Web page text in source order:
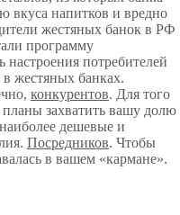
вкуса напитков и вредно
жестяных банок в РФ
программу
потребителей
жестяных банках.
конкурентов. Для того
планы захватить вашу долю
дешевые и
Посредников. Чтобы
в вашем «кармане».